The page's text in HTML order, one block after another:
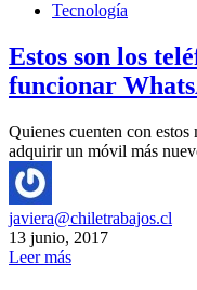
Tecnología
Estos son los
funcionar
Quienes cuenten con
adquirir un móvil más
javiera@chiletrabajos.cl
13 junio, 2017
Leer más